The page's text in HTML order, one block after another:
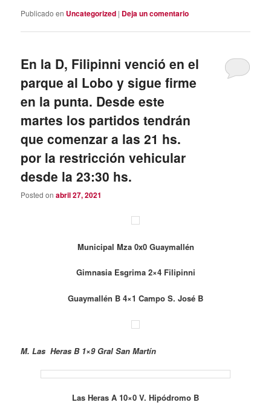
Publicado en Uncategorized | Deja un comentario
En la D, Filipinni venció en el
parque al Lobo y sigue firme
en la punta. Desde este
martes los partidos tendrán
que comenzar a las 21 hs.
por la restricción vehicular
desde la 23:30 hs.
Posted onabril 27, 2021
Municipal Mza 0x0 Guaymallén
Gimnasia Esgrima 2×4 Filipinni
Guaymallén B 4×1 Campo S. José B
M. Las Heras B 1×9 Gral San Martín
Las Heras A 10×0 V. Hipódromo B